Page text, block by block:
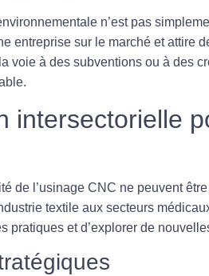
n’est pas
entreprise sur le marché et attire
voie à des subventions ou à des
intersectorielle
de l’usinage CNC ne peuvent
textile aux secteurs
pratiques et d’explorer de